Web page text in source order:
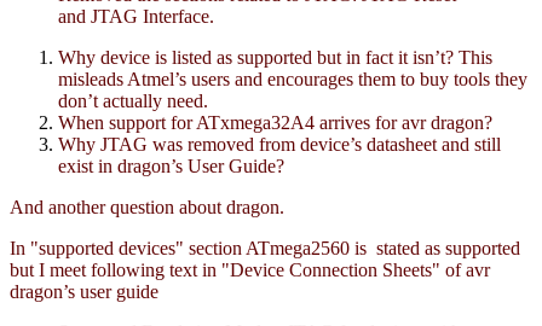
and JTAG Interface.
Why device is listed as supported but in fact it isn’t? This
misleads Atmel’s users and encourages them to buy tools they
don’t actually need.
When support for ATxmega32A4 arrives for avr dragon?
Why JTAG was removed from device’s datasheet and still
exist in dragon’s User Guide?
And another question about dragon.
In "supported devices" section ATmega2560 is stated as supported
but I meet following text in "Device Connection Sheets" of avr
dragon’s user guide